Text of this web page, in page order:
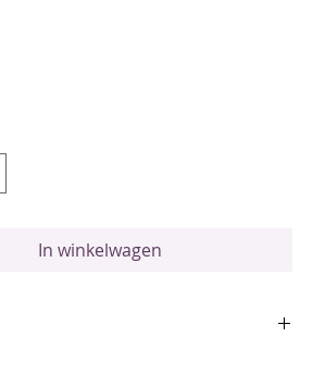
In winkelwagen